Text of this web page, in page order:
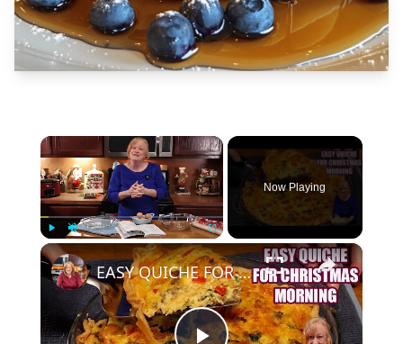
×
Play
Now Playing
×
EASY QUICHE FOR CHRISTMAS MORNING BREAKFAST OR BRUNCH